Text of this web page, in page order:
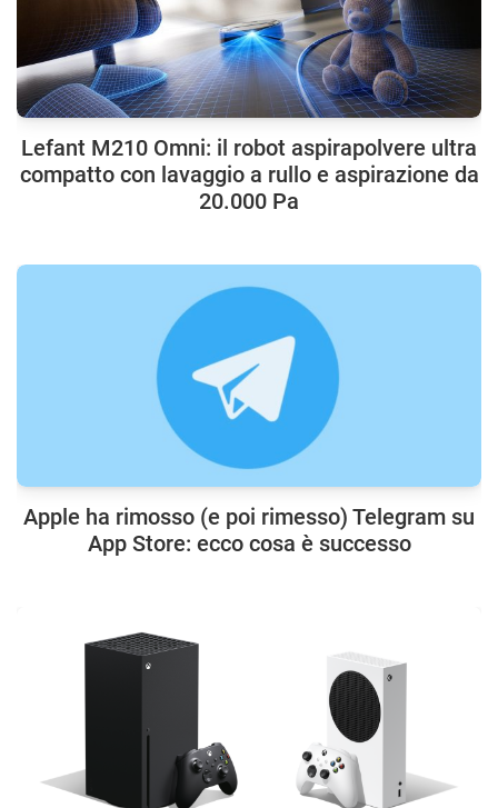
Lefant M210 Omni: il robot aspirapolvere ultra
compatto con lavaggio a rullo e aspirazione da
20.000 Pa
Apple ha rimosso (e poi rimesso) Telegram su
App Store: ecco cosa è successo